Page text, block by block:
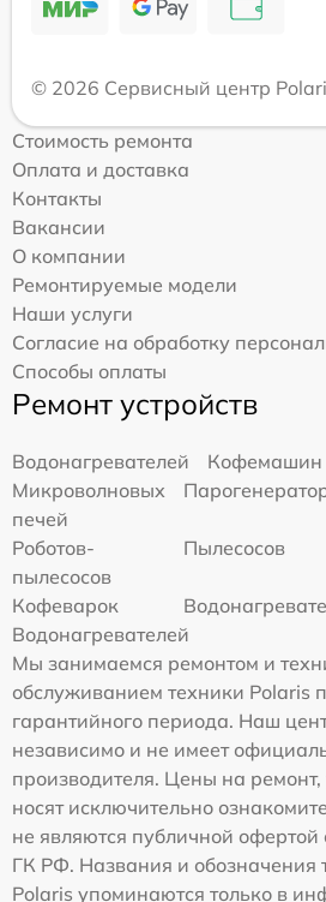
© 2026 Сервисный центр
Стоимость ремонта
Оплата и доставка
Контакты
Вакансии
О компании
Ремонтируемые модели
Наши услуги
Согласие на обработку
Способы оплаты
Ремонт устройств
Водонагревателей
Кофемашин
Микроволновых
печей
Роботов-
пылесосов
Пылесосов
Кофеварок
Водонагревателей
Мы занимаемся ремонтом и
обслуживанием техники Polaris
гарантийного периода. Наш
независимо и не имеет
производителя. Цены на
носят исключительно
не являются публичной офертой
ГК РФ. Названия и обозначения
Polaris упоминаются только в